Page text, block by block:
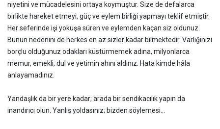
niyetini ve mücadelesini ortaya koymuştur. Size de defalarca
birlikte hareket etmeyi, güç ve eylem birliği yapmayı teklif etmiştir.
Her seferinde işi yokuşa süren ve eylemden kaçan siz oldunuz.
Bunun nedenini de herkes en az sizler kadar bilmektedir. Varlığınızı
borçlu olduğunuz odakları küstürmemek adına, milyonlarca
memur, emekli, dul ve yetimin ahını aldınız. Hata kimde hâla
anlayamadınız.
Yandaşlık da bir yere kadar; arada bir sendikacılık yapın da
inandırıcı olun. Yanlış yoldasınız; bizden söylemesi…